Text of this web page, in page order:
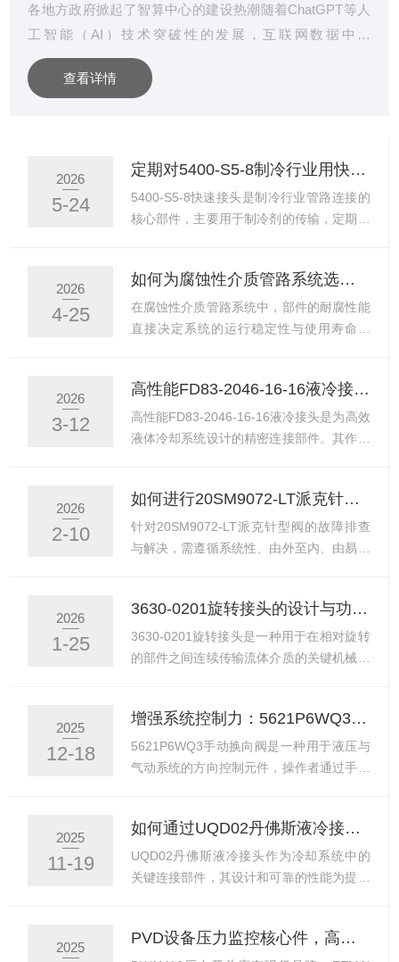
各地方政府掀起了智算中心的建设热潮随着ChatGPT等人
工智能（AI）技术突破性的发展，互联网数据中心
（InternetDataCenter,下称“IDC”/“数据中心”）成为了备受
瞩目的数字基础设施。数据中心承载着人工智能、5G、云
网行业的驱动，追求标准化和快速交付；随着AI时代的到
来，人工智能模型参数在短短三四年时间内从亿级突破至
万亿级，因而，更能适应AI算力需求的智能计算...
查看详情
2026
5-24
定期对5400-S5-8制冷行业用快速接头进行泄漏检测的必要性与操作方法
5400-S5-8快速接头是制冷行业管路连接的
核心部件，主要用于制冷剂的传输，定期对
失，保障制冷系统的稳定运行。同时，掌握
科学的操作方法，能确保泄漏检测的准确性
与高效性。定期泄漏检测的必要性主要体现
下降，无法达到设定的制冷效果，影响设备
正常运行，定期检测能及时发现泄漏点，避
免故障扩大。二是规避安全隐患，制冷剂大
2026
4-25
如何为腐蚀性介质管路系统选择L7000 316不锈钢部件？
在腐蚀性介质管路系统中，部件的耐腐性能
直接决定系统的运行稳定性与使用寿命，
程中，需结合腐蚀性介质特性、管路运行工
况等核心因素，科学筛选，确保部件适配
性，避免因选择不当导致的管路泄漏、部件
选择L7000316不锈钢部件的核心前提。不
同腐蚀性介质对316不锈钢的侵蚀程度存在
差异，需根据介质的酸碱性、浓度等特性，
2026
3-12
高性能FD83-2046-16-16液冷接头：理想的热管理配件
高性能FD83-2046-16-16液冷接头是为高效
液体冷却系统设计的精密连接部件。其作为
阻、无泄漏的连接通路，从而保障热量能够
被持续、高效地从热源转移，维持设备在适
宜温度下稳定运行。一、结构与功能特点精
封。结构通常包含插头与插座两部分，通过
卡扣、螺纹或推拉式锁紧机构实现快速耦合
与分离。内置密封元件确保在连接状态下，
2026
2-10
如何进行20SM9072-LT派克针型阀的故障排查与解决措施？
针对20SM9072-LT派克针型阀的故障排查
与解决，需遵循系统性、由外至内、由易至
下为具体步骤与措施。一、外部检查与初步
诊断进行外观与操作检查。观察阀体、连接
处及阀杆填料函区域是否有可见的介质泄漏
否顺畅。操作过程中，注意是否存在以下几
种典型情况：阀门无法操作或卡涩：可能原
因包括内部部件因温度变形而咬合、阀杆螺
2026
1-25
3630-0201旋转接头的设计与功能解析
3630-0201旋转接头是一种用于在相对旋转
的部件之间连续传输流体介质的关键机械部
命。一、核心功能该旋转接头的基本功能是
在固定管路与旋转设备之间建立连接通道，
使得水、导热油、蒸汽、压缩空气或液压油
内部腔道后再从静止管道输出，形成一个封
闭的循环回路。这避免了使用软管直接连接
可能产生的缠绕、磨损与疲劳问题，支持设
2025
12-18
增强系统控制力：5621P6WQ3手动换向阀特点
5621P6WQ3手动换向阀是一种用于液压与
气动系统的方向控制元件，操作者通过手动
制。该型号在设计中注重增强系统控制力，
通过结构优化与操作反馈提升操控稳定性与
响应可靠性，适用于工程机械、工业设备、
设计的匹配性。阀芯采用合理的截面形状与
2025
11-19
如何通过UQD02丹佛斯液冷接头提升冷却系统的耐用性？
UQD02丹佛斯液冷接头作为冷却系统中的
关键连接部件，其设计和可靠的性能为提升
长冷却系统的使用寿命。一、连接可靠性优
2025
PVD设备压力监控核心件，高稳定性压力开关现货秒发